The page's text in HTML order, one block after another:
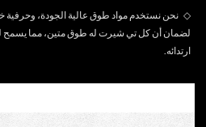
◇ نحن نستخدم مواد طوق عالية الجودة، وحرفية
لضمان أن كل تي شيرت له طوق متين، مما يسمح
ارتدائه.